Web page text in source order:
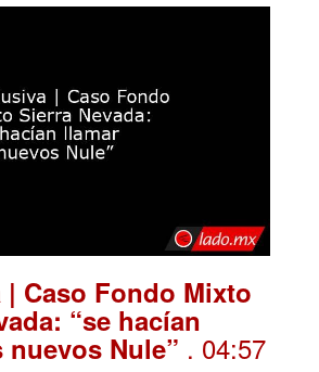
Caso Fondo Mixto
“se hacían
Nule” . 04:57